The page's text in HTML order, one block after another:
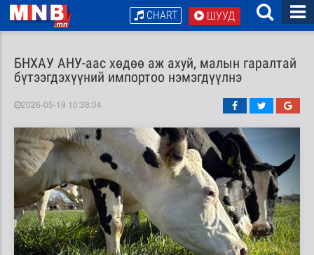
ШУУД
CHART
БНХАУ АНУ-аас хөдөө аж ахуй, малын гаралтай
бүтээгдэхүүний импортоо нэмэгдүүлнэ
2026-05-19 10:38:04